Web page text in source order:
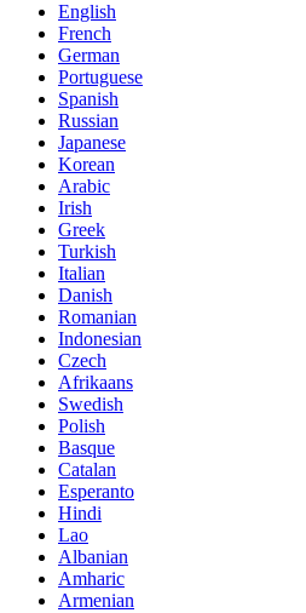
English
French
German
Portuguese
Spanish
Russian
Japanese
Korean
Arabic
Irish
Greek
Turkish
Italian
Danish
Romanian
Indonesian
Czech
Afrikaans
Swedish
Polish
Basque
Catalan
Esperanto
Hindi
Lao
Albanian
Amharic
Armenian